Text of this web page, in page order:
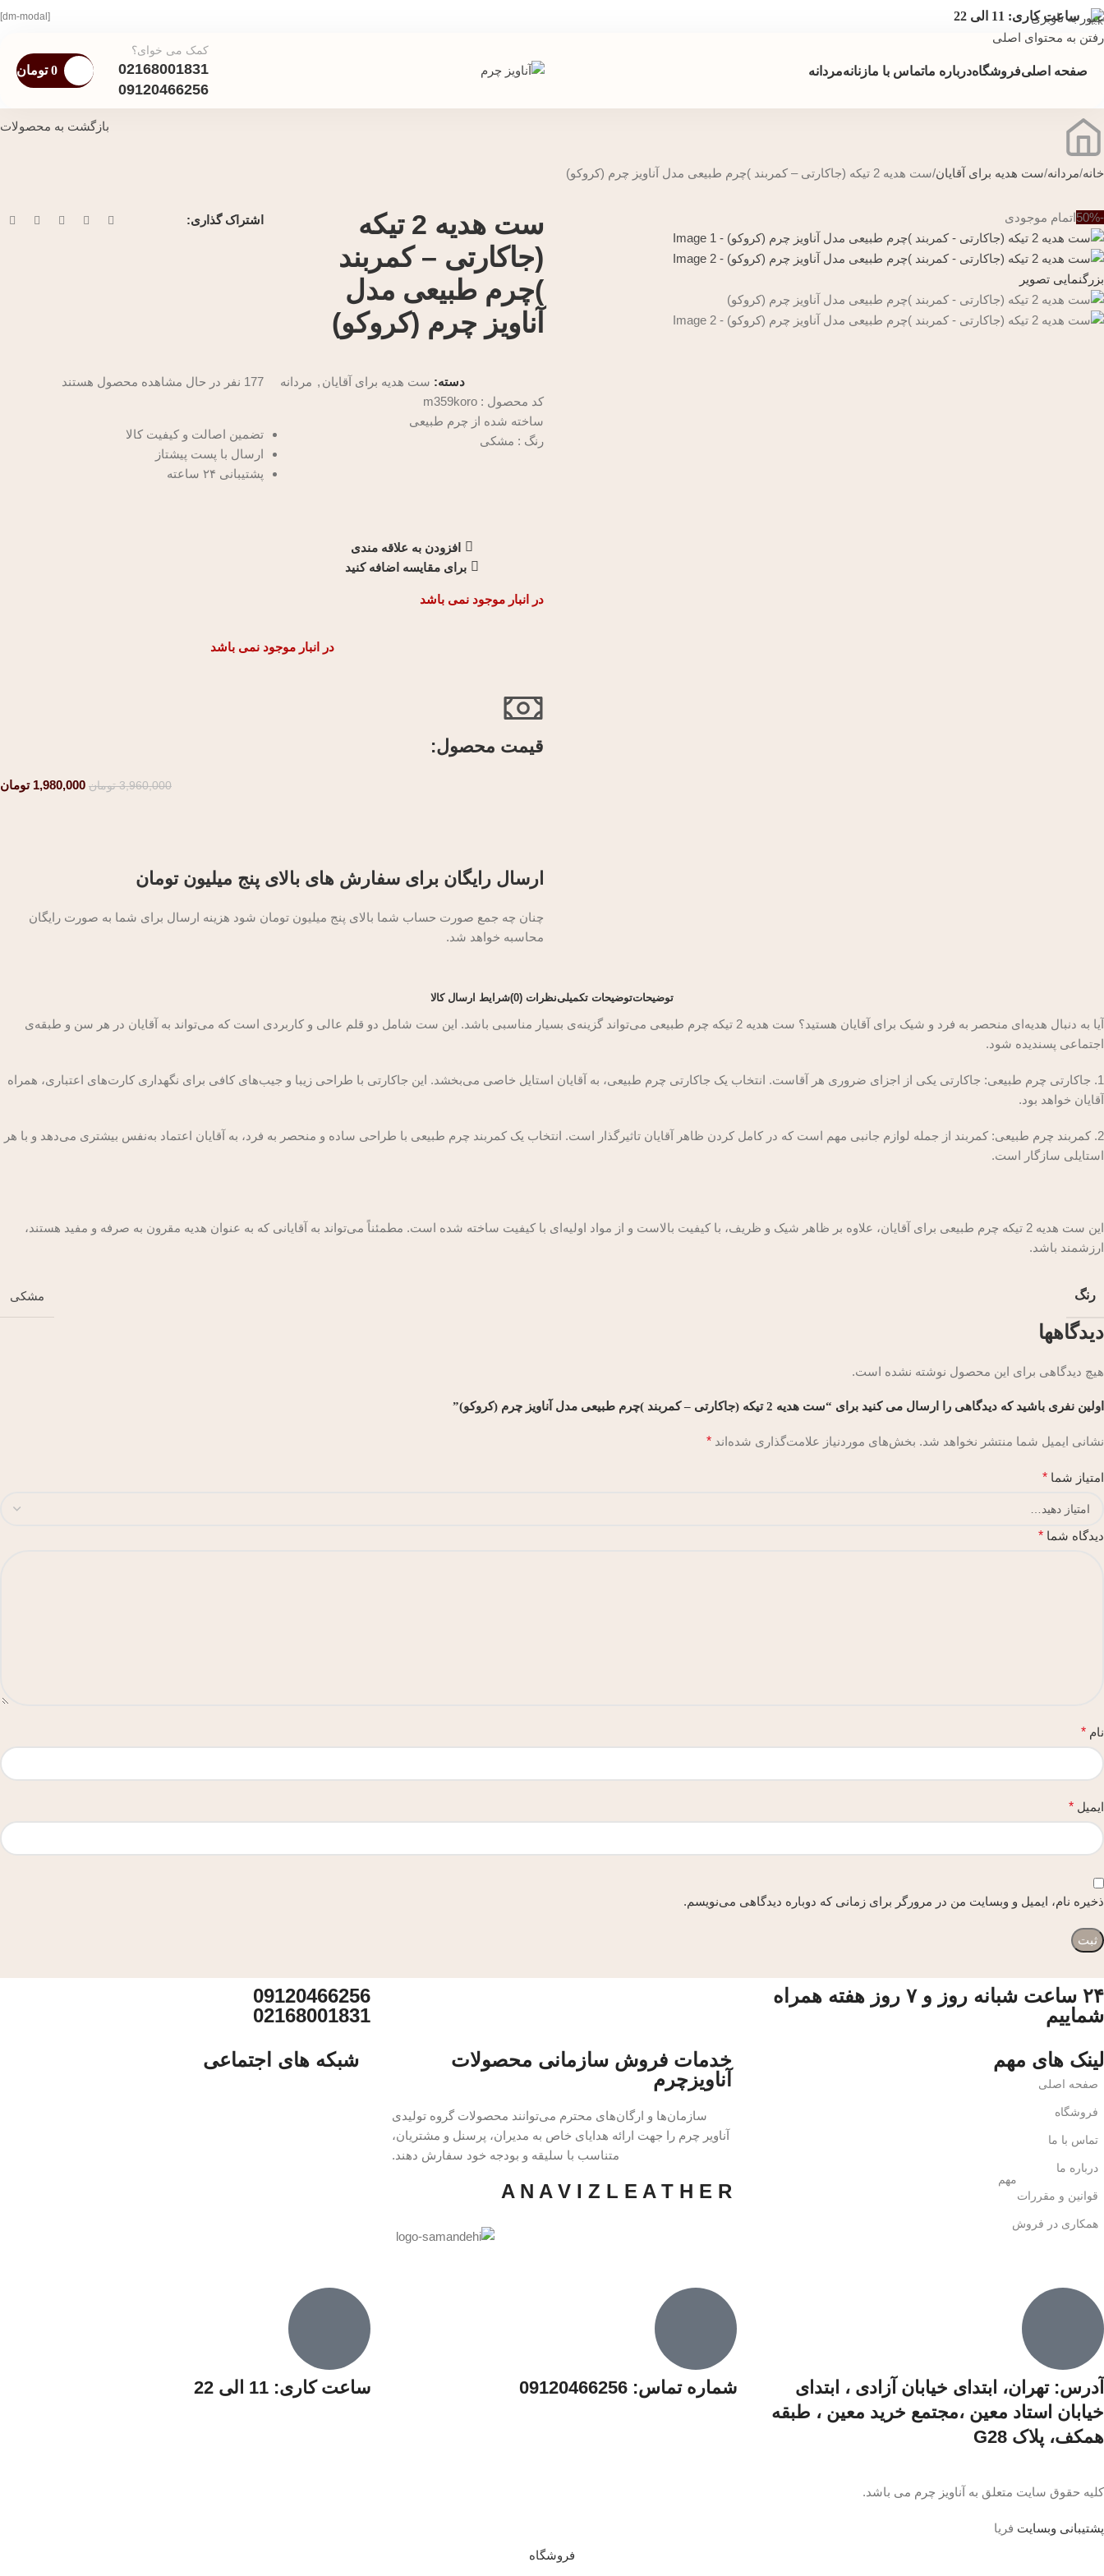
عبور به ناوبری
رفتن به محتوای اصلی
ساعت کاری: 11 الی 22 [dm-modal]
صفحه اصلیفروشگاهدرباره ماتماس با مازنانهمردانه
کمک می خوای؟
02168001831
09120466256
0 تومان
خانه مردانه ست هدیه برای آقایان ست هدیه 2 تیکه (جاکارتی – کمربند )چرم طبیعی مدل آناویز چرم (کروکو)
بازگشت به محصولات
-50% اتمام موجودی
بزرگنمایی تصویر
ست هدیه 2 تیکه
(جاکارتی – کمربند
)چرم طبیعی مدل
آناویز چرم (کروکو)
اشتراک گذاری:
دسته: ست هدیه برای آقایان , مردانه
کد محصول : m359koro
ساخته شده از چرم طبیعی
رنگ : مشکی
افزودن به علاقه مندی
برای مقایسه اضافه کنید
177 نفر در حال مشاهده محصول هستند
تضمین اصالت و کیفیت کالا
ارسال با پست پیشتاز
پشتیبانی ۲۴ ساعته
در انبار موجود نمی باشد
در انبار موجود نمی باشد
قیمت محصول:​
3,960,000 تومان 1,980,000 تومان
ارسال رایگان برای سفارش های بالای پنج میلیون تومان
چنان چه جمع صورت حساب شما بالای پنج میلیون تومان شود هزینه ارسال برای شما به صورت رایگان
محاسبه خواهد شد.
توضیحاتتوضیحات تکمیلینظرات (0) شرایط ارسال کالا
آیا به دنبال هدیه‌ای منحصر به فرد و شیک برای آقایان هستید؟ ست هدیه 2 تیکه چرم طبیعی می‌تواند گزینه‌ی بسیار مناسبی باشد. این ست شامل دو قلم عالی و کاربردی است که می‌تواند به آقایان در هر سن و طبقه‌ی
اجتماعی پسندیده شود.
1. جاکارتی چرم طبیعی: جاکارتی یکی از اجزای ضروری هر آقاست. انتخاب یک جاکارتی چرم طبیعی، به آقایان استایل خاصی می‌بخشد. این جاکارتی با طراحی زیبا و جیب‌های کافی برای نگهداری کارت‌های اعتباری، همراه
آقایان خواهد بود.
2. کمربند چرم طبیعی: کمربند از جمله لوازم جانبی مهم است که در کامل کردن ظاهر آقایان تاثیرگذار است. انتخاب یک کمربند چرم طبیعی با طراحی ساده و منحصر به فرد، به آقایان اعتماد به‌نفس بیشتری می‌دهد و با هر
استایلی سازگار است.
این ست هدیه 2 تیکه چرم طبیعی برای آقایان، علاوه بر ظاهر شیک و ظریف، با کیفیت بالاست و از مواد اولیه‌ای با کیفیت ساخته شده است. مطمئناً می‌تواند به آقایانی که به عنوان هدیه مقرون به صرفه و مفید هستند،
ارزشمند باشد.
رنگ مشکی
دیدگاهها
هیچ دیدگاهی برای این محصول نوشته نشده است.
اولین نفری باشید که دیدگاهی را ارسال می کنید برای “ست هدیه 2 تیکه (جاکارتی – کمربند )چرم طبیعی مدل آناویز چرم (کروکو)”
نشانی ایمیل شما منتشر نخواهد شد. بخش‌های موردنیاز علامت‌گذاری شده‌اند *
امتیاز شما *
دیدگاه شما *
نام *
ایمیل *
ذخیره نام، ایمیل و وبسایت من در مرورگر برای زمانی که دوباره دیدگاهی می‌نویسم.
۲۴ ساعت شبانه روز و ۷ روز هفته همراه
شماییم
09120466256
02168001831
لینک های مهم
صفحه اصلی
فروشگاه
تماس با ما
درباره ما
قوانین و مقررات
مهم
همکاری در فروش
خدمات فروش سازمانی محصولات
آناویزچرم
سازمان‌ها و ارگان‌های محترم می‌توانند محصولات گروه تولیدی
آناویر چرم را جهت ارائه هدایای خاص به مدیران، پرسنل و مشتریان،
متناسب با سلیقه و بودجه خود سفارش دهند.
A N A V I Z L E A T H E R
شبکه های اجتماعی
آدرس: تهران، ابتدای خیابان آزادی ،‌ ابتدای
خیابان استاد معین ،مجتمع خرید معین ،‌ طبقه
همکف،‌ پلاک G28
شماره تماس: 09120466256 ساعت کاری: 11 الی 22
کلیه حقوق سایت متعلق به آناویز چرم می باشد.
پشتیبانی وبسایت فریا
فروشگاه